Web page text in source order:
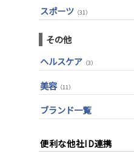
アイアンセット
ウェッジ
パター
ゴルフバッグ
ゴルフシューズ
ウェア
アクセサリー
スポーツ （31）
アクセサリー（11）
その他
ヘルスケア （3）
サポーター
美容（11）
UVケア （11）
ブランド一覧
便利な他社ID連携